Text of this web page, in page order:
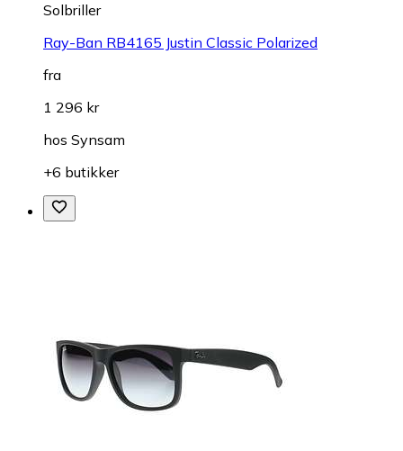
Solbriller
Ray-Ban RB4165 Justin Classic Polarized
fra
1 296 kr
hos Synsam
+6 butikker